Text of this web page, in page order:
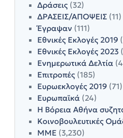
Δράσεις (32)
ΔΡΑΣΕΙΣ/ΑΠΟΨΕΙΣ (11)
Έγραψαν (111)
Εθνικές Εκλογές 2019
Εθνικές Εκλογές 2023
Ενημερωτικά Δελτία
Επιτροπές (185)
Ευρωεκλογές 2019 (71)
Ευρωπαϊκά (24)
Η Βόρεια Αθήνα
Κοινοβουλευτικές
ΜΜΕ (3,230)